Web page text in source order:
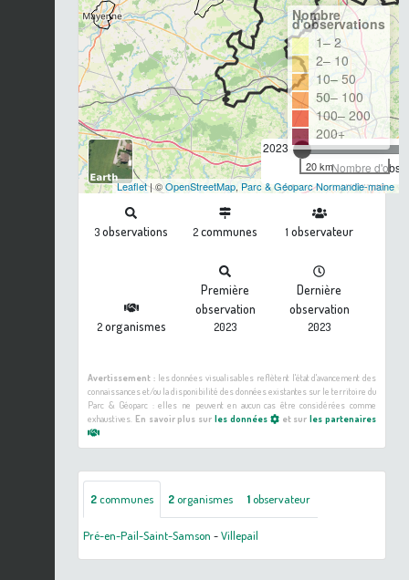
2023
Nombre
Nombre
d'observations
1– 2
2– 10
10– 50
50– 100
100– 200
200+
20 km
Leaflet| ©OpenStreetMap, Parc & Géoparc Normandie-maine
3observations 2communes 1 observateur
2organismes
Première
observation
2023
Dernière
observation
2023
Avertissement :les données visualisables reflètent l'état d'avancement des
connaissances et/ou la disponibilité des données existantes sur le territoire du
Parc & Géoparc : elles ne peuvent en aucun cas être considérées comme
exhaustives. En savoir plus sur les données et surles partenaires
2communes 2organismes 1observateur
Pré-en-Pail-Saint-Samson -Villepail